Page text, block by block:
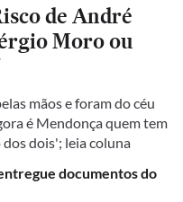
de André
Moro ou
mãos e foram do céu
é Mendonça quem tem
dois'; leia coluna
documentos do